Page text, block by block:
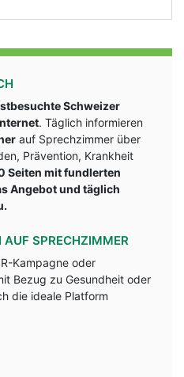
Schweizer
. Täglich informieren
auf Sprechzimmer über
Prävention, Krankheit
Seiten mit fundlerten
Angebot und täglich
AUF SPRECHZIMMER
Kampagne oder
Bezug zu Gesundheit oder
die ideale Platform